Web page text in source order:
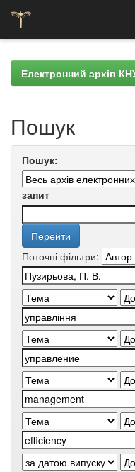
navigationЕлектронний архів
Пошук
Пошук:
запит
Поточні фільтри: